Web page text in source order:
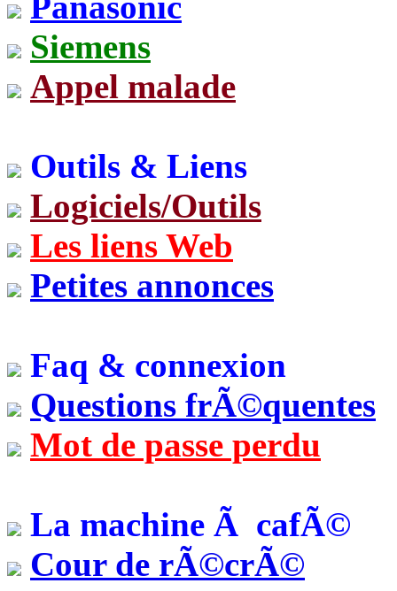
Siemens
Appel malade
Outils & Liens
Logiciels/Outils
Les liens Web
Petites annonces
Faq & connexion
Questions frÃ©quentes
Mot de passe perdu
La machine Ã cafÃ©
Cour de rÃ©crÃ©